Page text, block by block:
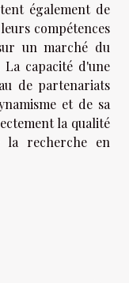
également de
compétences
un marché du
capacité d'une
de partenariats
et de sa
la qualité
recherche en